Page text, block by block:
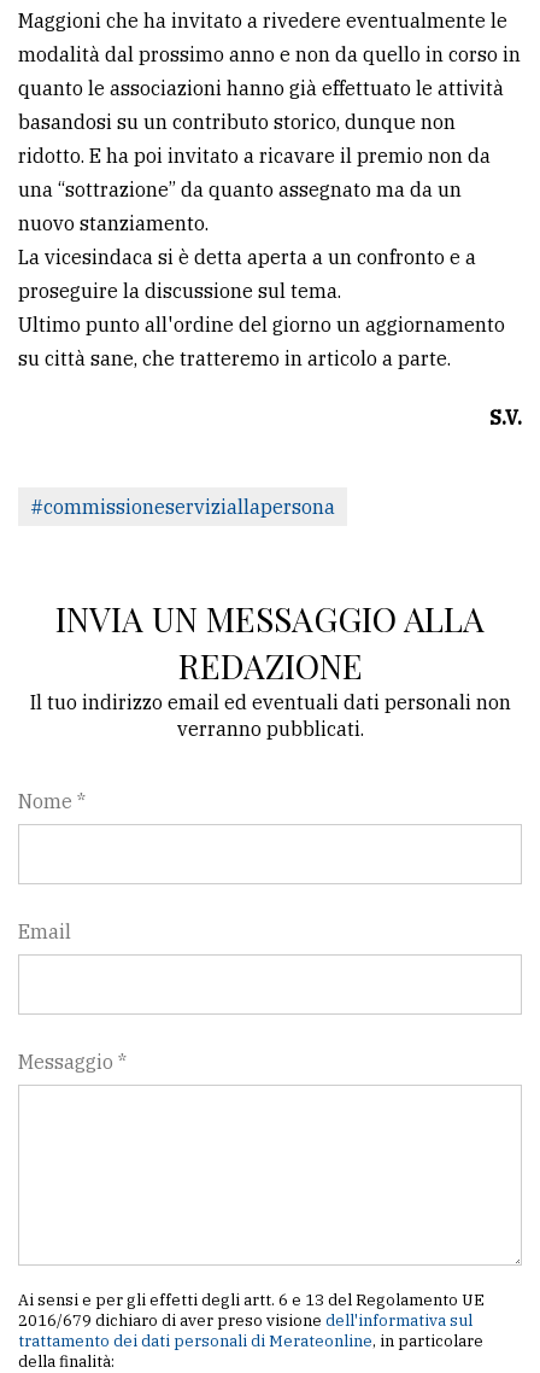
Maggioni che ha invitato a rivedere eventualmente le
modalità dal prossimo anno e non da quello in corso in
quanto le associazioni hanno già effettuato le attività
basandosi su un contributo storico, dunque non
ridotto. E ha poi invitato a ricavare il premio non da
una “sottrazione” da quanto assegnato ma da un
nuovo stanziamento.
La vicesindaca si è detta aperta a un confronto e a
proseguire la discussione sul tema.
Ultimo punto all'ordine del giorno un aggiornamento
su città sane, che tratteremo in articolo a parte.
S.V.
#commissioneserviziallapersona
INVIA UN MESSAGGIO ALLA
REDAZIONE
Il tuo indirizzo email ed eventuali dati personali non
verranno pubblicati.
Nome *
Email
Messaggio *
Ai sensi e per gli effetti degli artt. 6 e 13 del Regolamento UE
2016/679 dichiaro di aver preso visione dell'informativa sul
trattamento dei dati personali di Merateonline, in particolare
della finalità: